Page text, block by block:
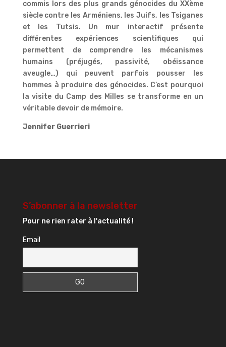
commis lors des plus grands génocides du XXème
siècle contre les Arméniens, les Juifs, les Tsiganes
et les Tutsis. Un mur interactif présente
différentes expériences scientifiques qui
permettent de comprendre les mécanismes
humains (préjugés, passivité, obéissance
aveugle…) qui peuvent parfois pousser les
hommes à produire des génocides. C’est pourquoi
la visite du Camp des Milles se transforme en un
véritable devoir de mémoire.
Jennifer Guerrieri
S’abonner à la newsletter
Pour ne rien rater à l'actualité !
Email